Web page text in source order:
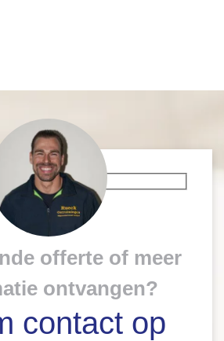
offerte of meer
ontvangen?
contact op